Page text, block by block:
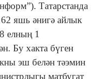
Татарстанда
яшь әнигә айлык
елның 1
Бу хакта бүген
эш белән тәэмин
матбугат